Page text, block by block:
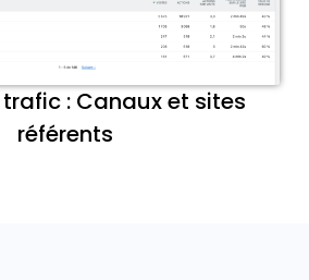
: Canaux et sites
référents